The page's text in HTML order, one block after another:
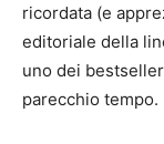
ricordata (e
editoriale della
uno dei
parecchio tempo.